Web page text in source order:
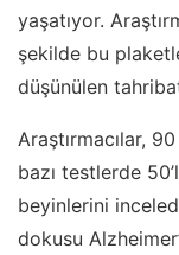
yaşatıyor.
şekilde bu
düşünülen
Araştırmacılar,
bazı testlerde
beyinlerini
dokusu